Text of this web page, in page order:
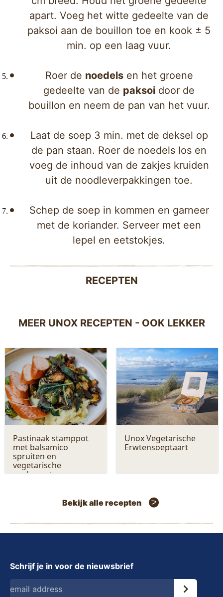
apart. Voeg het witte gedeelte van de
paksoi aan de bouillon toe en kook ± 5
min. op een laag vuur.
Roer de noedelsen het groene
gedeelte van de paksoi door de
bouillon en neem de pan van het vuur.
Laat de soep 3 min. met de deksel op
de pan staan. Roer de noedels los en
voeg de inhoud van de zakjes kruiden
uit de noodleverpakkingen toe.
Schep de soep in kommen en garneer
met de koriander. Serveer met een
lepel en eetstokjes.
RECEPTEN
MEER UNOX RECEPTEN - OOK LEKKER
Pastinaak stamppot
met balsamico
spruiten en
vegetarische
rookworst
Unox Vegetarische
Erwtensoeptaart
Bekijk alle recepten
Schrijf je in voor de nieuwsbrief